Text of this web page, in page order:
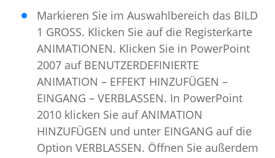
Markieren Sie im Auswahlbereich das BILD
1 GROSS. Klicken Sie auf die Registerkarte
ANIMATIONEN. Klicken Sie in PowerPoint
2007 auf BENUTZERDEFINIERTE
ANIMATION – EFFEKT HINZUFÜGEN –
EINGANG – VERBLASSEN. In PowerPoint
2010 klicken Sie auf ANIMATION
HINZUFÜGEN und unter EINGANG auf die
Option VERBLASSEN. Öffnen Sie außerdem